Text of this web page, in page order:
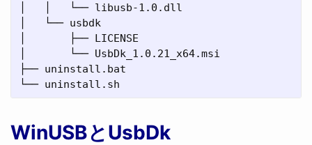
│   │   └── libusb-1.0.dll
│   └── usbdk
│       ├── LICENSE
│       └── UsbDk_1.0.21_x64.msi
├── uninstall.bat
WinUSBとUsbDk